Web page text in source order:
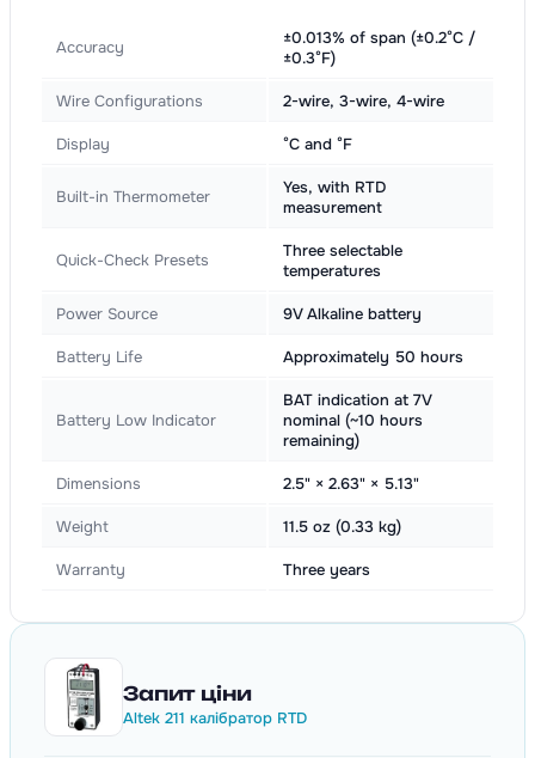
Accuracy
±0.013% of span (±0.2°C /
±0.3°F)
Wire Configurations 2-wire, 3-wire, 4-wire
Display °C and °F
Built-in Thermometer
Yes, with RTD
measurement
Quick-Check Presets
Three selectable
temperatures
Power Source 9V Alkaline battery
Battery Life Approximately 50 hours
Battery Low Indicator
BAT indication at 7V
nominal (~10 hours
remaining)
Dimensions 2.5" × 2.63" × 5.13"
Weight 11.5 oz (0.33 kg)
Warranty Three years
Запит ціни
Altek 211 калібратор RTD